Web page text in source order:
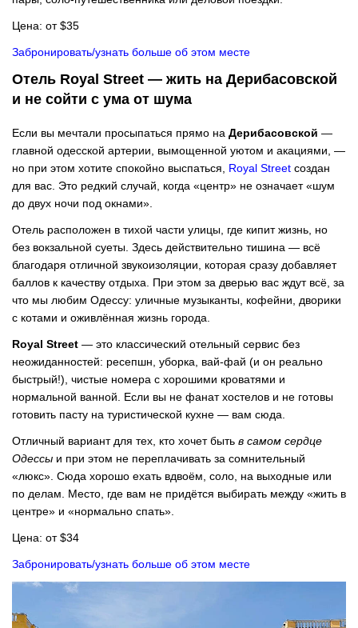
Цена: от $35
Забронировать/узнать больше об этом месте
Отель Royal Street — жить на Дерибасовской
и не сойти с ума от шума
Если вы мечтали просыпаться прямо на Дерибасовской —
главной одесской артерии, вымощенной уютом и акациями, —
но при этом хотите спокойно выспаться, Royal Street создан
для вас. Это редкий случай, когда «центр» не означает «шум
до двух ночи под окнами».
Отель расположен в тихой части улицы, где кипит жизнь, но
без вокзальной суеты. Здесь действительно тишина — всё
благодаря отличной звукоизоляции, которая сразу добавляет
баллов к качеству отдыха. При этом за дверью вас ждут всё, за
что мы любим Одессу: уличные музыканты, кофейни, дворики
с котами и оживлённая жизнь города.
Royal Street — это классический отельный сервис без
неожиданностей: ресепшн, уборка, вай-фай (и он реально
быстрый!), чистые номера с хорошими кроватями и
нормальной ванной. Если вы не фанат хостелов и не готовы
готовить пасту на туристической кухне — вам сюда.
Отличный вариант для тех, кто хочет быть в самом сердце
Одессы и при этом не переплачивать за сомнительный
«люкс». Сюда хорошо ехать вдвоём, соло, на выходные или
по делам. Место, где вам не придётся выбирать между «жить в
центре» и «нормально спать».
Цена: от $34
Забронировать/узнать больше об этом месте